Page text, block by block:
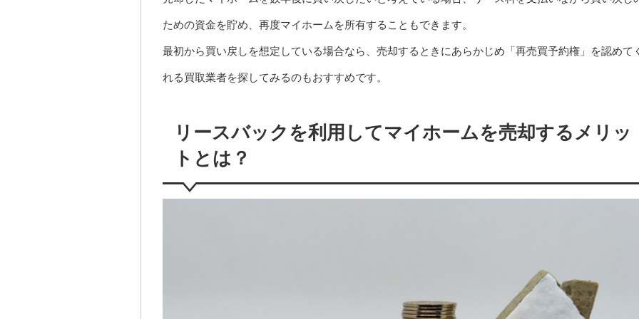
ための資金を貯め、再度マイホームを所有することもできます。
最初から買い戻しを想定している場合なら、売却するときにあらかじめ「再売買予約権」を認めて
れる買取業者を探してみるのもおすすめです。
リースバックを利用してマイホームを売却するメリッ
トとは？